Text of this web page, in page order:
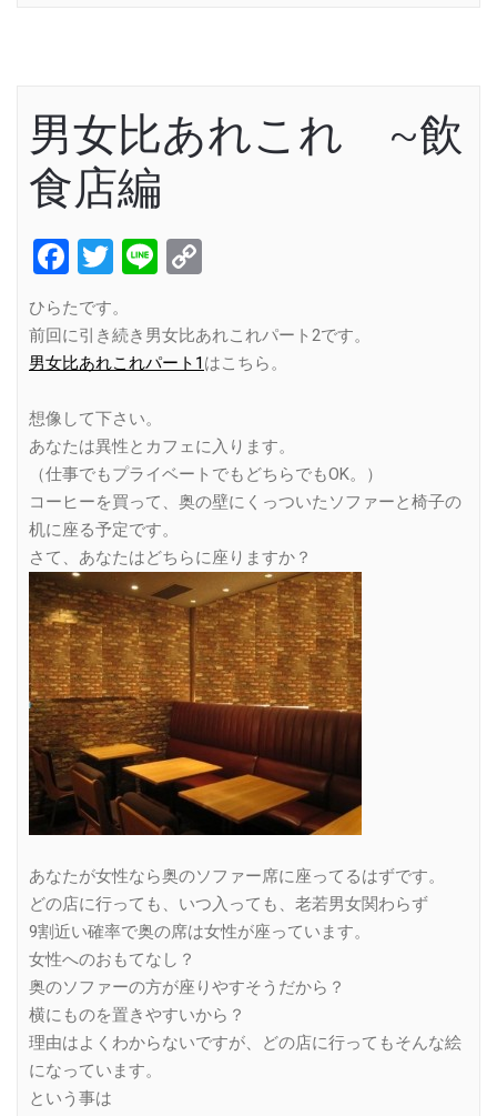
男女比あれこれ ~飲
食店編
Facebook
Twitter
Line
ひらたです。
前回に引き続き男女比あれこれパート2です。
男女比あれこれパート1 はこちら。
想像して下さい。
あなたは異性とカフェに入ります。
（仕事でもプライベートでもどちらでもOK。）
コーヒーを買って、奥の壁にくっついたソファーと椅子の
机に座る予定です。
さて、あなたはどちらに座りますか？
あなたが女性なら奥のソファー席に座ってるはずです。
どの店に行っても、いつ入っても、老若男女関わらず
9割近い確率で奥の席は女性が座っています。
女性へのおもてなし？
奥のソファーの方が座りやすそうだから？
横にものを置きやすいから？
理由はよくわからないですが、どの店に行ってもそんな絵
になっています。
という事は